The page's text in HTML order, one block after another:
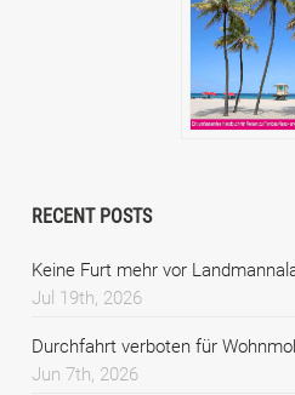
RECENT POSTS
Keine Furt mehr vor
Jul 19th, 2026
Durchfahrt verboten für
Jun 7th, 2026